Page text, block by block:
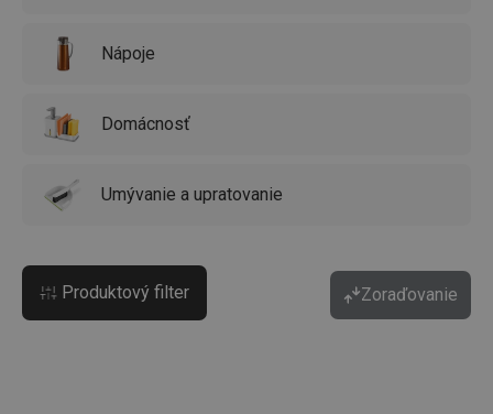
Nápoje
Domácnosť
Umývanie a upratovanie
Produktový filter Zoraďovanie